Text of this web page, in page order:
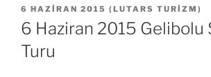
YAYIM
TARIHI
6 HAZIRAN 2015 ( LUTARS TURIZM )
6 Haziran 2015 Gelibolu
Turu